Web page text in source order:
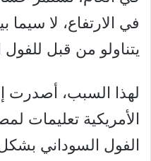
في الارتفاع، لا سيما
يتناولو من قبل
لهذا السبب، أصدرت
الأمريكية تعليمات
الفول السوداني